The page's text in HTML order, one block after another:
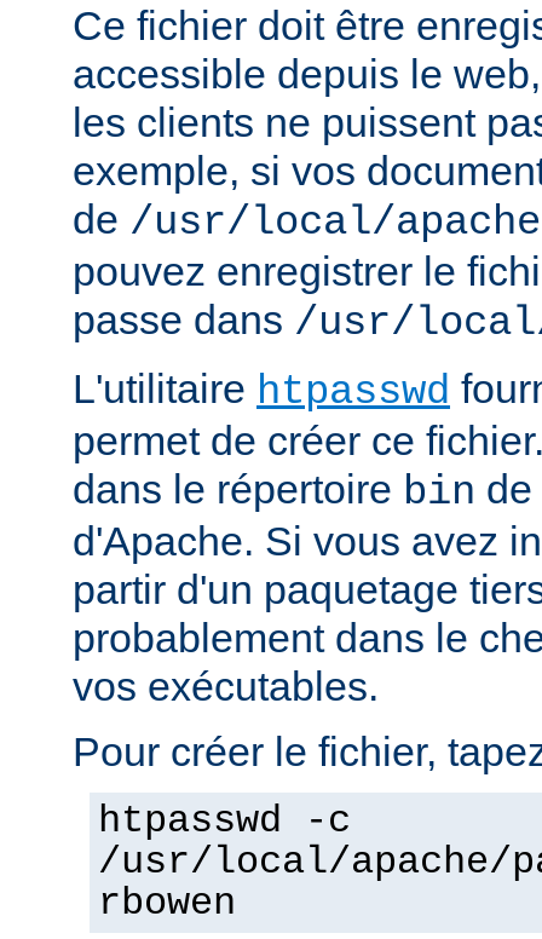
Ce fichier doit être
accessible depuis le
les clients ne puissent
exemple, si vos
de /usr/local/
pouvez enregistrer le
passe dans /usr/local/
L'utilitaire htpasswd
permet de créer ce
dans le répertoire bin
d'Apache. Si vous avez
partir d'un paquetage
probablement dans le
vos exécutables.
Pour créer le fichier,
htpasswd -c
/usr/local/apache/
rbowen